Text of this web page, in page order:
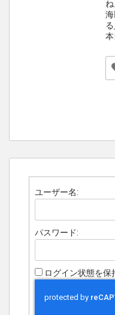
本
ユーザー名:
パスワード:
ログイン状態を保